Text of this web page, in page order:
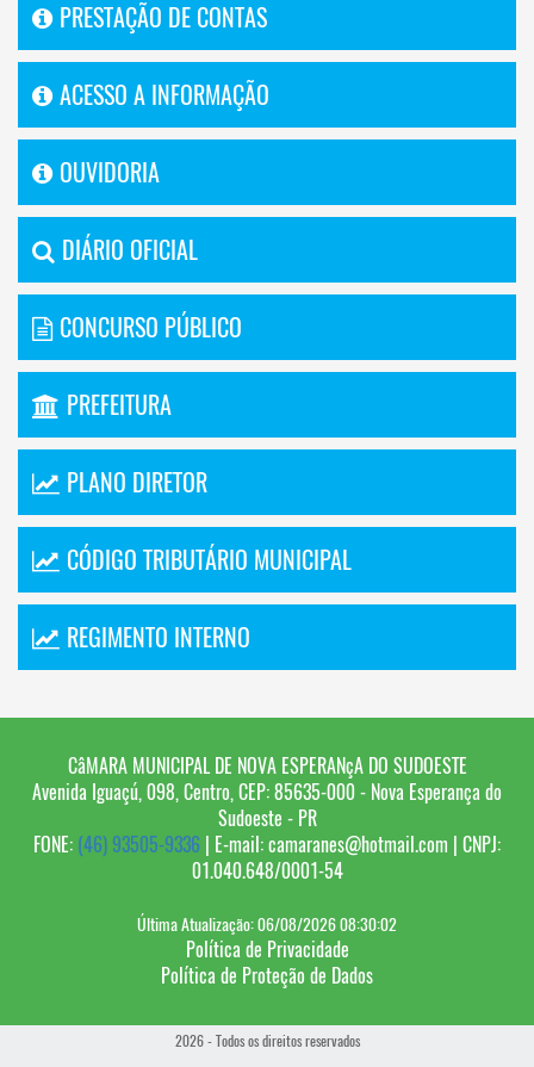
PRESTAÇÃO DE CONTAS
ACESSO A INFORMAÇÃO
OUVIDORIA
DIÁRIO OFICIAL
CONCURSO PÚBLICO
PREFEITURA
PLANO DIRETOR
CÓDIGO TRIBUTÁRIO MUNICIPAL
REGIMENTO INTERNO
CâMARA MUNICIPAL DE NOVA ESPERANçA DO SUDOESTE
Avenida Iguaçú, 098, Centro, CEP: 85635-000 - Nova Esperança do
Sudoeste - PR
FONE: (46) 93505-9336 | E-mail: camaranes@hotmail.com | CNPJ:
01.040.648/0001-54
Última Atualização: 06/08/2026 08:30:02
Política de Privacidade
Política de Proteção de Dados
2026 - Todos os direitos reservados